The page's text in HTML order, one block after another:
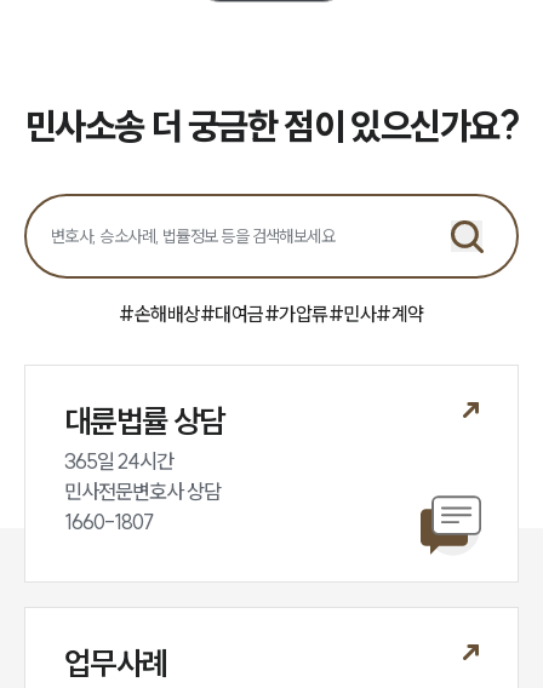
전체
구성원 소개
손해배상 · 민사전문변호사
소식/자료
법률 블로그
뉴스레터/브로슈어
대륜법률상담예약
민사소송 더 궁금한 점이 있으신가요?
#손해배상#대여금#가압류#민사#계약
대륜법률 상담
365일 24시간
민사전문변호사 상담
1660-1807
업무사례